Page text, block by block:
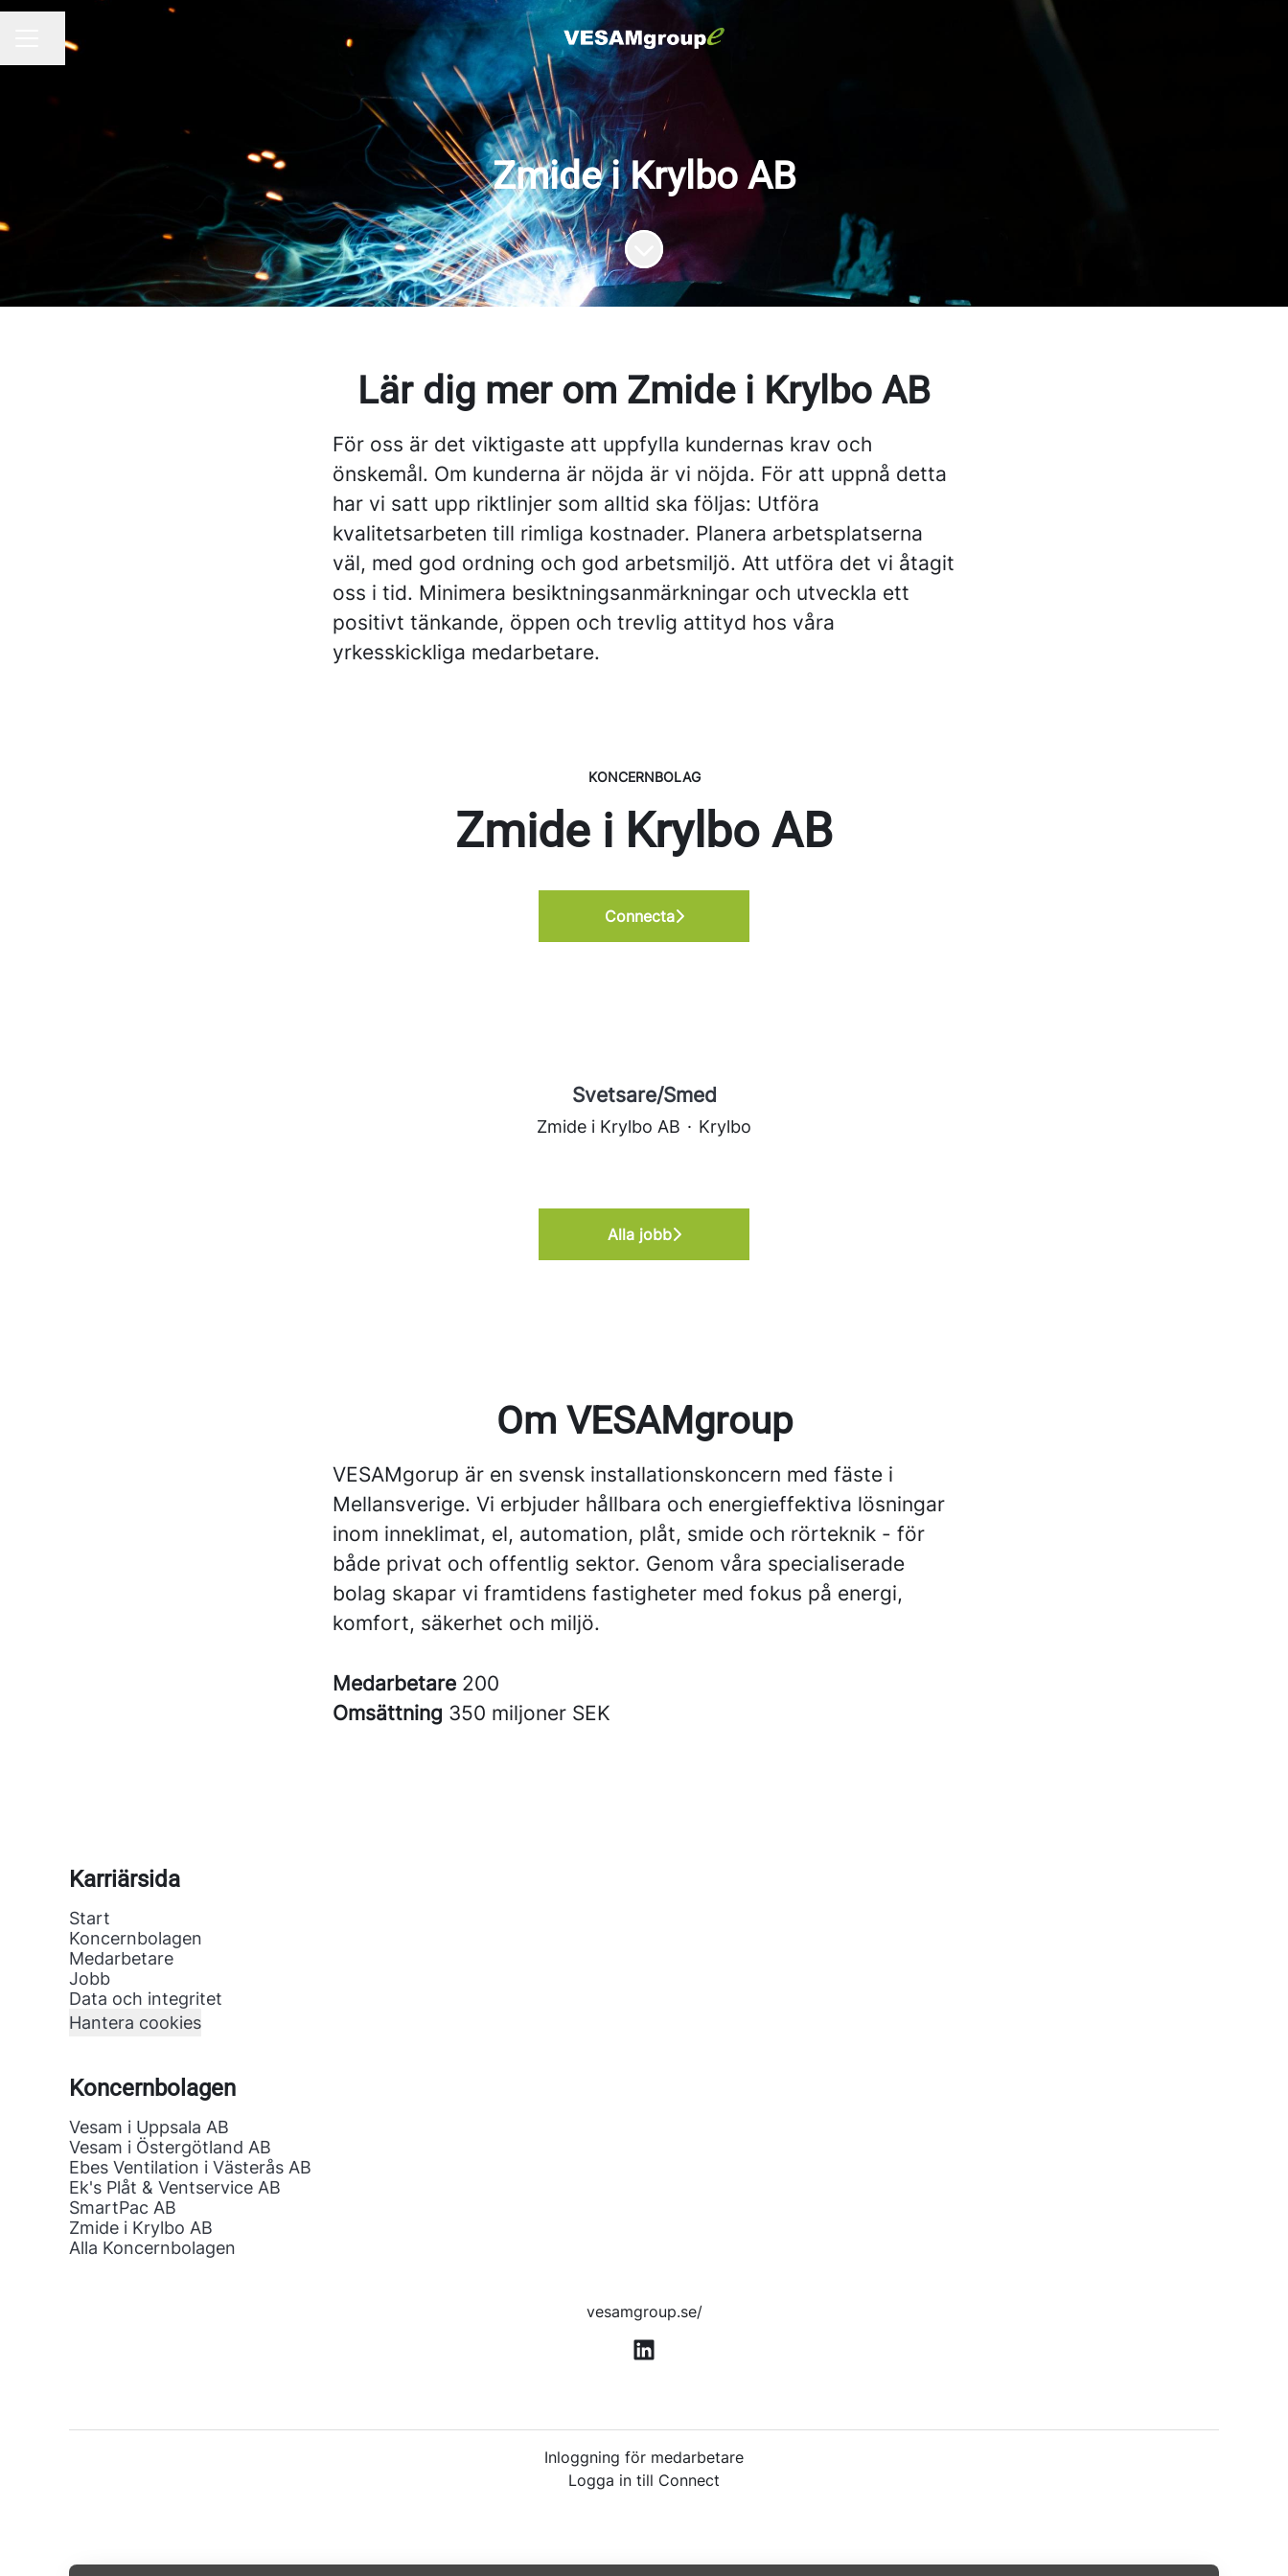
KARRIÄRMENY
Dela sidan
Zmide i Krylbo AB
Skrolla för mer innehåll
Lär dig mer om Zmide i Krylbo AB
För oss är det viktigaste att uppfylla kundernas krav och
önskemål. Om kunderna är nöjda är vi nöjda. För att uppnå detta
har vi satt upp riktlinjer som alltid ska följas: Utföra
kvalitetsarbeten till rimliga kostnader. Planera arbetsplatserna
väl, med god ordning och god arbetsmiljö. Att utföra det vi åtagit
oss i tid. Minimera besiktningsanmärkningar och utveckla ett
positivt tänkande, öppen och trevlig attityd hos våra
yrkesskickliga medarbetare.
KONCERNBOLAG
Zmide i Krylbo AB
Connecta
Svetsare/Smed
Zmide i Krylbo AB · Krylbo
Alla jobb
Om VESAMgroup
VESAMgorup är en svensk installationskoncern med fäste i
Mellansverige. Vi erbjuder hållbara och energieffektiva lösningar
inom inneklimat, el, automation, plåt, smide och rörteknik - för
både privat och offentlig sektor. Genom våra specialiserade
bolag skapar vi framtidens fastigheter med fokus på energi,
komfort, säkerhet och miljö.
Medarbetare 200
Omsättning 350 miljoner SEK
Karriärsida
Start
Koncernbolagen
Medarbetare
Jobb
Data och integritet
Hantera cookies
Koncernbolagen
Vesam i Uppsala AB
Vesam i Östergötland AB
Ebes Ventilation i Västerås AB
Ek's Plåt & Ventservice AB
SmartPac AB
Zmide i Krylbo AB
Alla Koncernbolagen
vesamgroup.se/
Inloggning för medarbetare
Logga in till Connect